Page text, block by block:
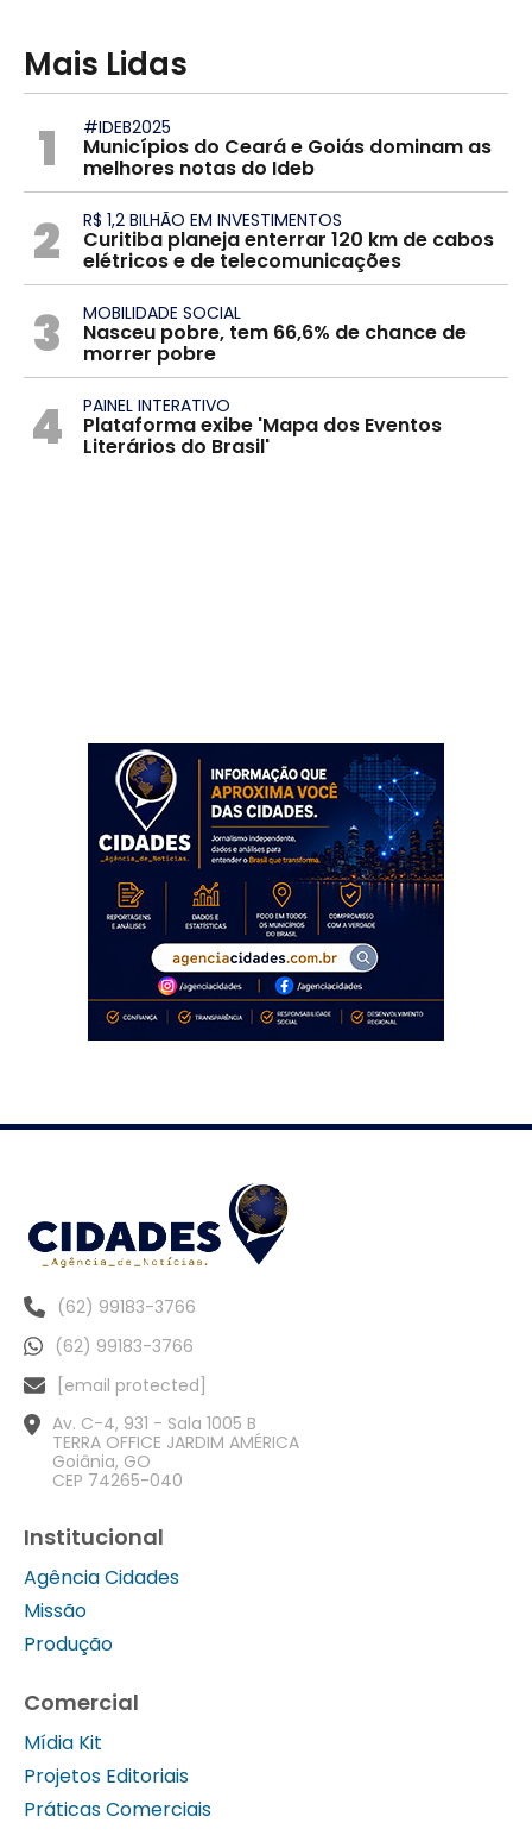
Mais Lidas
1 #IDEB2025
Municípios do Ceará e Goiás dominam as
melhores notas do Ideb
2 R$ 1,2 BILHÃO EM INVESTIMENTOS
Curitiba planeja enterrar 120 km de cabos
elétricos e de telecomunicações
3 MOBILIDADE SOCIAL
Nasceu pobre, tem 66,6% de chance de
morrer pobre
4 PAINEL INTERATIVO
Plataforma exibe 'Mapa dos Eventos
Literários do Brasil'
(62) 99183-3766
(62) 99183-3766
[email protected]
Av. C-4, 931 - Sala 1005 B
TERRA OFFICE JARDIM AMÉRICA
Goiânia, GO
CEP 74265-040
Institucional
Agência Cidades
Missão
Produção
Comercial
Mídia Kit
Projetos Editoriais
Práticas Comerciais